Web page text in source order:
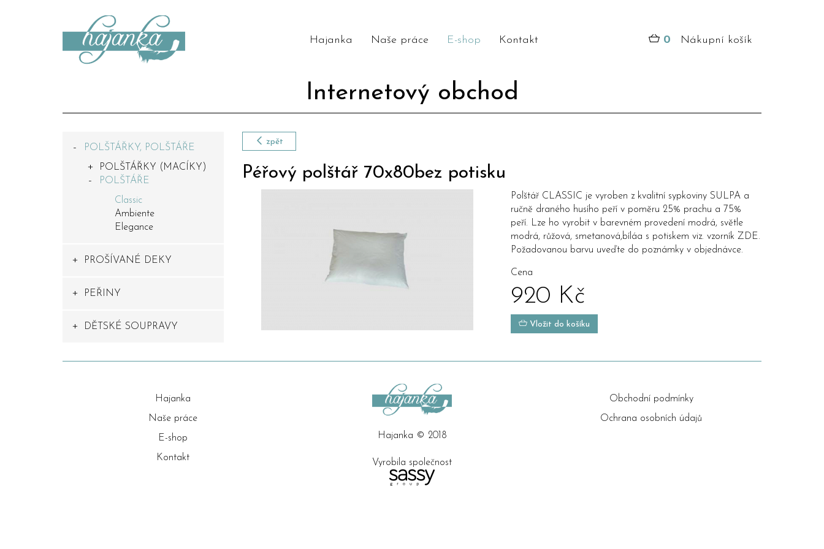
Hajanka Naše práce E-shop Kontakt 0 Nákupní košík
Internetový obchod
POLŠTÁŘKY, POLŠTÁŘE
POLŠTÁŘKY (MACÍKY)
POLŠTÁŘE
Classic
Ambiente
Elegance
PROŠÍVANÉ DEKY
PEŘINY
DĚTSKÉ SOUPRAVY
zpět
Péřový polštář 70x80bez potisku
Polštář CLASSIC je vyroben z kvalitní sypkoviny SULPA a
ručně draného husího peří v poměru 25% prachu a 75%
peří. Lze ho vyrobit v barevném provedení modrá, světle
modrá, růžová, smetanová,bíláa s potiskem viz. vzorníkZDE.
Požadovanou barvu uveďte do poznámky v objednávce.
Cena
920 Kč
Vložit do košíku
Hajanka
Naše práce
E-shop
Kontakt
Hajanka © 2018
Vyrobila společnost
Obchodní podmínky
Ochrana osobních údajů